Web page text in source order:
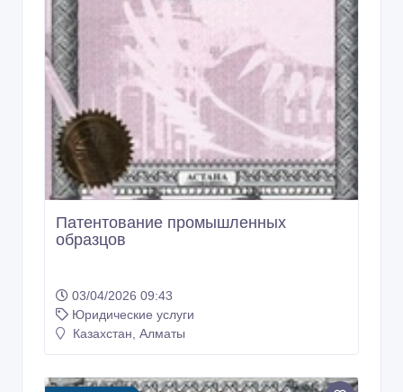
Патентование промышленных
образцов
03/04/2026 09:43
Юридические услуги
Казахстан, Алматы